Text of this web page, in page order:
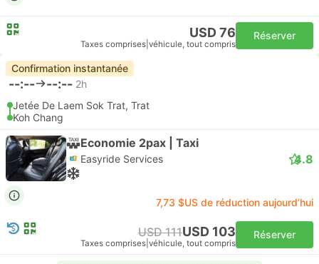
USD 76
Taxes comprises véhicule, tout compris
Réserver
Confirmation instantanée
--:-- --:-- 2h
Jetée De Laem Sok Trat, Trat
Koh Chang
Economie 2pax | Taxi
Easyride Services 4.8
7,73 $US de réduction aujourd’hui
USD 111USD 103
Taxes comprises véhicule, tout compris
Réserver